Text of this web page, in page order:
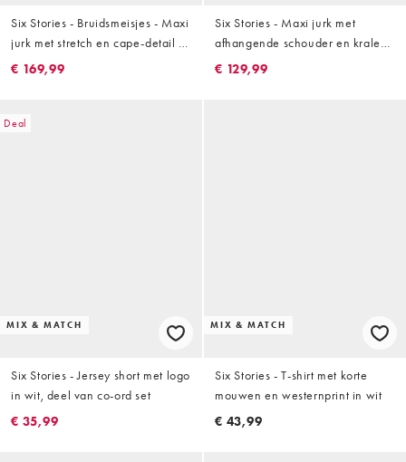
Six Stories - Bruidsmeisjes - Maxi
jurk met stretch en cape-detail in
saliegroen
€ 169,99
Six Stories - Maxi jurk met
afhangende schouder en kralen
in lichtblauw
€ 129,99
Deal
MIX & MATCH
Six Stories - Jersey short met logo
in wit, deel van co-ord set
€ 35,99
MIX & MATCH
Six Stories - T-shirt met korte
mouwen en westernprint in wit
€ 43,99